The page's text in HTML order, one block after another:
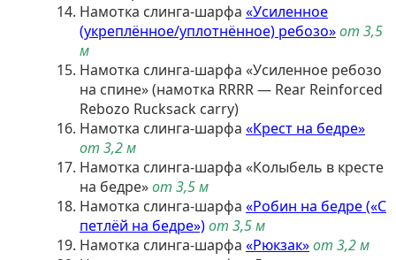
Намотка слинга-шарфа «Усиленное
(укреплённое/уплотнённое) ребозо»от 3,5
м
Намотка слинга-шарфа «Усиленное ребозо
на спине» (намотка RRRR — Rear Reinforced
Rebozo Rucksack carry)
Намотка слинга-шарфа «Крест на бедре»
от 3,2 м
Намотка слинга-шарфа «Колыбель в кресте
на бедре»от 3,5 м
Намотка слинга-шарфа «Робин на бедре («С
петлёй на бедре»)от 3,5 м
Намотка слинга-шарфа «Рюкзак»от 3,2 м